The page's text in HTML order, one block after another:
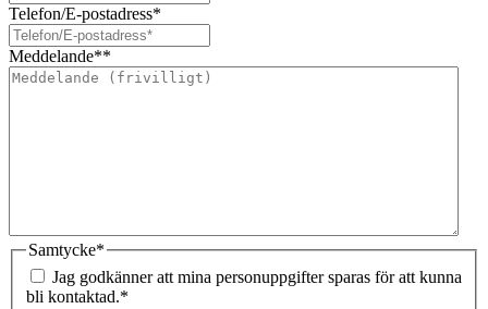
Telefon/E-postadress*
Meddelande**
Samtycke*
Jag godkänner att mina personuppgifter sparas för att kunna
bli kontaktad.*